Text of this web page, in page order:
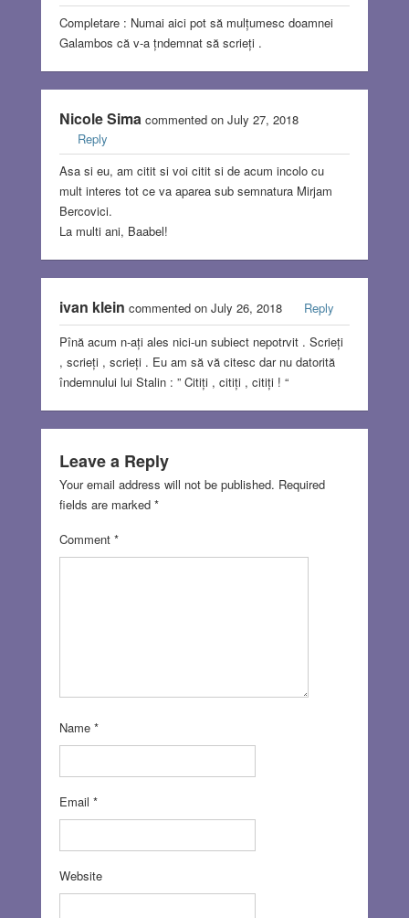
Completare : Numai aici pot să mulțumesc doamnei
Galambos că v-a țndemnat să scrieți .
Nicole Simacommented on July 27, 2018
Reply
Asa si eu, am citit si voi citit si de acum incolo cu
mult interes tot ce va aparea sub semnatura Mirjam
Bercovici.
La multi ani, Baabel!
ivan klein commented on July 26, 2018
Reply
Pînă acum n-ați ales nici-un subiect nepotrvit . Scrieți
, scrieți , scrieți . Eu am să vă citesc dar nu datorită
îndemnului lui Stalin : ” Citiți , citiți , citiți ! “
Leave a Reply
Your email address will not be published. Required
fields are marked *
Comment *
Name *
Email *
Website